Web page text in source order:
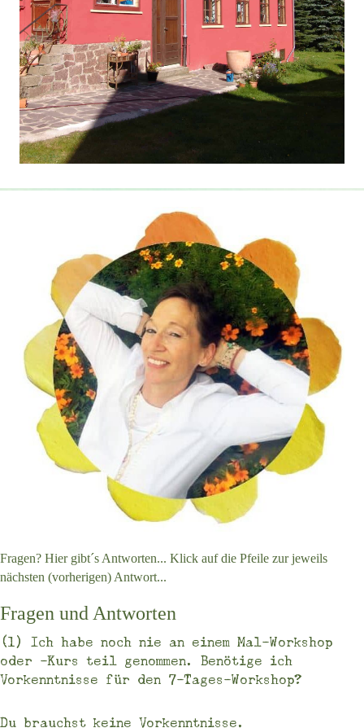
Fragen? Hier gibt´s Antworten... Klick auf die Pfeile zur jeweils
nächsten (vorherigen) Antwort...
Fragen und Antworten
(1) Ich habe noch nie an einem Mal-Workshop
oder -Kurs teil genommen. Benötige ich
Vorkenntnisse für den 7-Tages-Workshop?
Du brauchst keine Vorkenntnisse.